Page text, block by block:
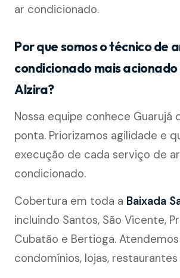
ar condicionado.
Por que somos o técnico de
condicionado mais acionado
Alzira?
Nossa equipe conhece Guarujá
ponta. Priorizamos agilidade e
execução de cada serviço de ar
condicionado.
Cobertura em toda a Baixada
incluindo Santos, São Vicente,
Cubatão e Bertioga.
condomínios, lojas,